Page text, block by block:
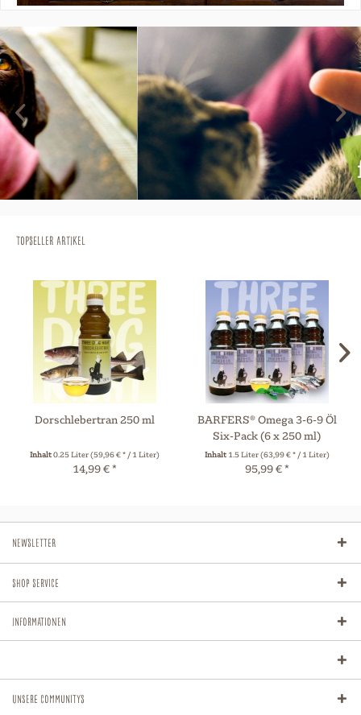
Topseller Artikel
Dorschlebertran 250 ml
Inhalt0.25 Liter(59,96 € * / 1 Liter)
14,99 € *
BARFERS® Omega 3-6-9 Öl
Six-Pack (6 x 250 ml)
Inhalt 1.5 Liter(63,99 € * / 1 Liter)
95,99 € *
Newsletter
Shop Service
Informationen
Unsere Communitys